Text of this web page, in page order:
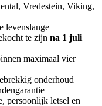
Vredestein, Viking,
levenslange
te zijn na 1 juli
maximaal vier
onderhoud
persoonlijk letsel en